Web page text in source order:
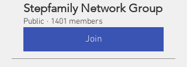
Stepfamily Network Group
Public · 1401 members
Join